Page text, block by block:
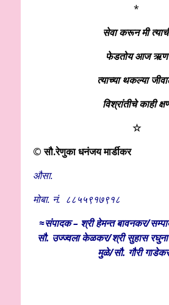
*
सेवा करून मी
फेडतोय आज ऋण
त्याच्या थकल्या
विश्रांतीचे काही
☆
© सौ.रेणुका धनंजय मार्डीकर
औसा.
मोबा. नं. ८८५५९१७९१८
≈संपादक – श्री हेमन्त बावनकर/
सौ. उज्ज्वला केळकर/श्री सुहास
मुळे/सौ. गौरी